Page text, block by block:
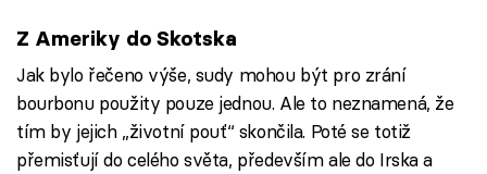
Z Ameriky do Skotska
Jak bylo řečeno výše, sudy mohou být pro zrání
bourbonu použity pouze jednou. Ale to neznamená, že
tím by jejich „životní pouť“ skončila. Poté se totiž
přemisťují do celého světa, především ale do Irska a